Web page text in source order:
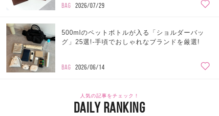
BAG 2026/07/29
500mlのペットボトルが入る「ショルダーバッ
グ」25選!-手頃でおしゃれなブランドを厳選!
BAG 2026/06/14
人気の記事をチェック！
DAILY RANKING